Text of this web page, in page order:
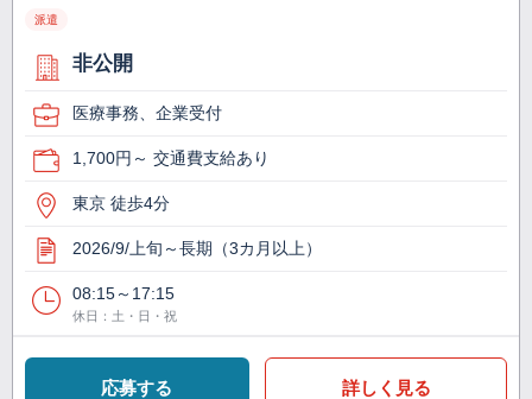
派遣
非公開
医療事務、企業受付
1,700円～ 交通費支給あり
東京 徒歩4分
2026/9/上旬～長期（3カ月以上）
08:15～17:15
休日：土・日・祝
応募する 詳しく見る